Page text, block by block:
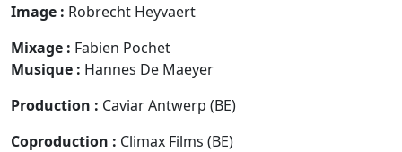
Image : Robrecht Heyvaert
Mixage : Fabien Pochet
Musique : Hannes De Maeyer
Production : Caviar Antwerp (BE)
Coproduction : Climax Films (BE)